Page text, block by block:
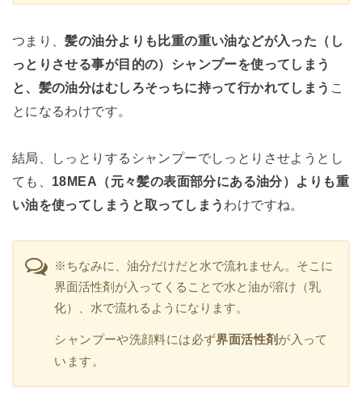
つまり、髪の油分よりも比重の重い油などが入った（し
っとりさせる事が目的の）シャンプーを使ってしまう
と、髪の油分はむしろそっちに持って行かれてしまう こ
とになるわけです。
結局、しっとりするシャンプーでしっとりさせようとし
ても、 18MEA（元々髪の表面部分にある油分）よりも重
い油を使ってしまうと取ってしまう わけですね。
※ちなみに、油分だけだと水で流れません。そこに
界面活性剤が入ってくることで水と油が溶け（乳
化）、水で流れるようになります。
シャンプーや洗顔料には必ず界面活性剤 が入って
います。